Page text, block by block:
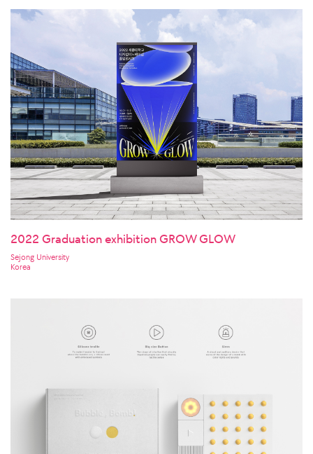
2022 Graduation exhibition GROW GLOW
Sejong University
Korea